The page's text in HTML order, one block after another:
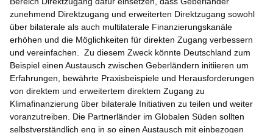
zunehmend Direktzugang und erweiterten Direktzugang sowohl
über bilaterale als auch multilaterale Finanzierungskanäle
erhöhen und die Möglichkeiten für direkten Zugang verbessern
und vereinfachen. Zu diesem Zweck könnte Deutschland zum
Beispiel einen Austausch zwischen Geberländern initiieren um
Erfahrungen, bewährte Praxisbeispiele und Herausforderungen
von direktem und erweitertem direktem Zugang zu
Klimafinanzierung über bilaterale Initiativen zu teilen und weiter
voranzutreiben. Die Partnerländer im Globalen Süden sollten
selbstverständlich eng in so einen Austausch mit einbezogen